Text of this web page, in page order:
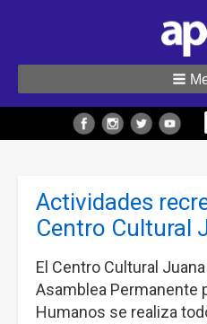
Actividades
Centro Cultural
El Centro Cultural
Asamblea Permanente
Humanos se realiza